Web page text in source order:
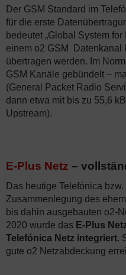
Der GSM Standard im
für die erste
bedeutet „Global System
einem o2 GSM Datenkanal
übertragen werden. Im
GSM Kanäle gebündelt –
(General Packet Radio
dann etwa mit bis zu 55,6
Upstream).
E-Plus Netz –
Das heutige Telefónica
Zusammenlegung des
bis dahin ausgebauten o2-
2020 wurde das E-Plus
Telefónica Netz integriert.
gute o2 Netzabdeckung